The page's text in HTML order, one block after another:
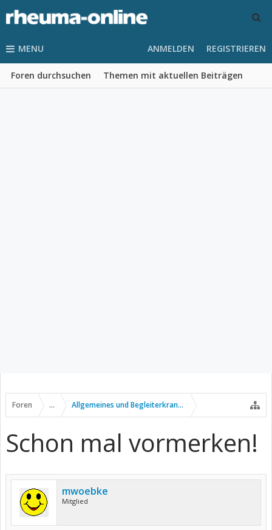
MENU
Foren durchsuchen Themen mit aktuellen Beiträgen
ANMELDEN REGISTRIEREN
Foren ... Allgemeines und Begleiterkrankungen
Schon mal vormerken!
mwoebke
Mitglied